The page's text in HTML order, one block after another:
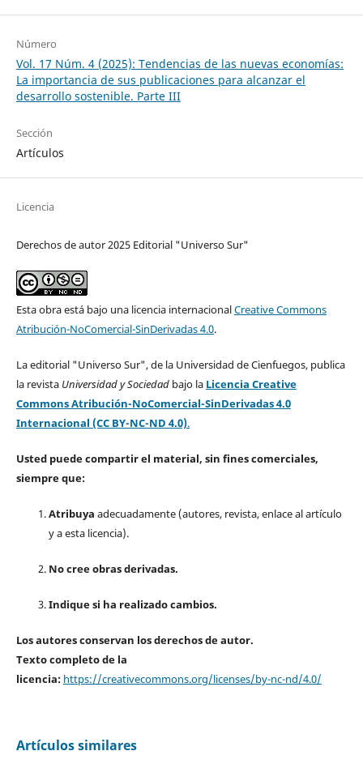
Número
Vol. 17 Núm. 4 (2025): Tendencias de las nuevas economías:
La importancia de sus publicaciones para alcanzar el
desarrollo sostenible. Parte III
Sección
Artículos
Licencia
Derechos de autor 2025 Editorial "Universo Sur"
Esta obra está bajo una licencia internacionalCreative Commons
Atribución-NoComercial-SinDerivadas 4.0.
La editorial "Universo Sur", de la Universidad de Cienfuegos, publica
la revista Universidad y Sociedad bajo la Licencia Creative
Commons Atribución-NoComercial-SinDerivadas 4.0
Internacional (CC BY-NC-ND 4.0).
Usted puede compartir el material, sin fines comerciales,
siempre que:
Atribuya adecuadamente (autores, revista, enlace al artículo
y a esta licencia).
No cree obras derivadas.
Indique si ha realizado cambios.
Los autores conservan los derechos de autor.
Texto completo de la
licencia: https://creativecommons.org/licenses/by-nc-nd/4.0/
Artículos similares